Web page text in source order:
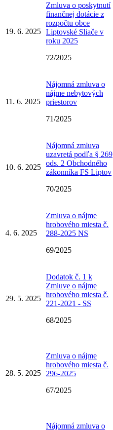
19. 6. 2025
Zmluva o poskytnutí
finančnej dotácie z
rozpočtu obce
Liptovské Sliače v
roku 2025
72/2025
11. 6. 2025
Nájomná zmluva o
nájme nebytových
priestorov
71/2025
10. 6. 2025
Nájomná zmluva
uzavretá podľa § 269
ods. 2 Obchodného
zákonníka FS Liptov
70/2025
4. 6. 2025
Zmluva o nájme
hrobového miesta č.
288-2025 NS
69/2025
29. 5. 2025
Dodatok č. 1 k
Zmluve o nájme
hrobového miesta č.
221-2021 - SS
68/2025
28. 5. 2025
Zmluva o nájme
hrobového miesta č.
296-2025
67/2025
Nájomná zmluva o